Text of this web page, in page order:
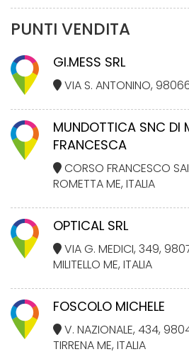
PUNTI VENDITA
GI.MESS SRL
VIA S. ANTONINO,
MUNDOTTICA SNC DI
FRANCESCA
CORSO FRANCESCO
ROMETTA ME, ITALIA
OPTICAL SRL
VIA G. MEDICI, 349,
MILITELLO ME, ITALIA
FOSCOLO MICHELE
V. NAZIONALE, 434,
TIRRENA ME, ITALIA